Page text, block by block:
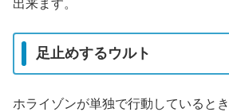
出来ます。
足止めするウルト
ホライゾンが単独で行動していると